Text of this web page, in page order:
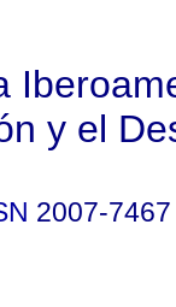
y el
2007-7467